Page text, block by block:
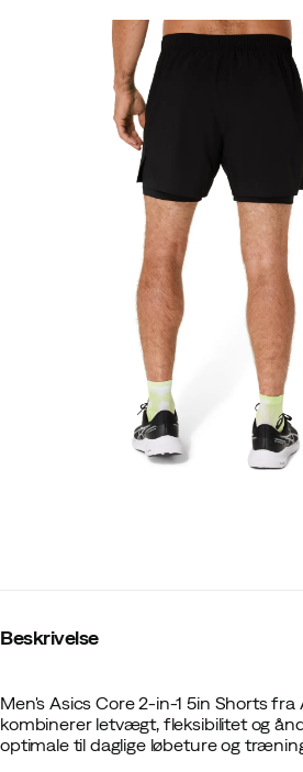
Beskrivelse
Men's Asics Core 2-in-1 5in Shorts
kombinerer letvægt, fleksibilitet og
optimale til daglige løbeture og